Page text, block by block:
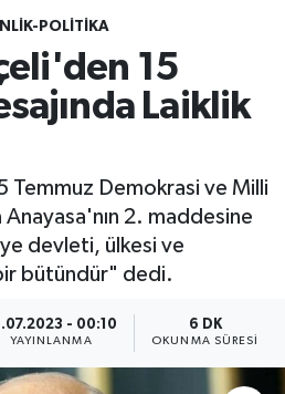
POLITIKA
15
Laiklik
Temmuz Demokrasi ve Milli
Anayasa'nın 2. maddesine
devleti, ülkesi ve
bütündür" dedi.
- 00:10
YAYINLANMA
6 DK
OKUNMA SÜRESI